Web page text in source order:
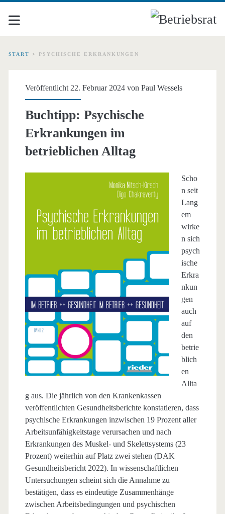
START > PSYCHISCHE ERKRANKUNGEN
Schlagwort:
<span>psychische
Erkrankungen</span>
Veröffentlicht 22. Februar 2024 von Paul Wessels
Buchtipp: Psychische
Erkrankungen im
betrieblichen Alltag
Scho
n seit
Lang
em
wirke
n sich
psych
ische
Erkra
nkun
gen
auch
auf
den
betrie
blich
en
Allta
g aus. Die jährlich von den Krankenkassen
veröffentlichten Gesundheitsberichte konstatieren, dass
psychische Erkrankungen inzwischen 19 Prozent aller
Arbeitsunfähigkeitstage verursachen und nach
Erkrankungen des Muskel- und Skelettsystems (23
Prozent) weiterhin auf Platz zwei stehen (DAK
Gesundheitsbericht 2022). In wissenschaftlichen
Untersuchungen scheint sich die Annahme zu
bestätigen, dass es eindeutige Zusammenhänge
zwischen Arbeitsbedingungen und psychischen